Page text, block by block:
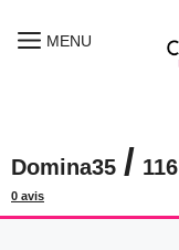
MENU
MENU
Domina35 / 116
0 avis